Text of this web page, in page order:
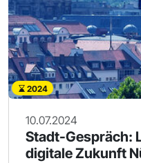
2024
10.07.2024
Stadt-Gespräch:
digitale Zukunft